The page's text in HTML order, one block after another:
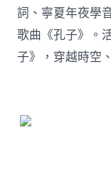
詞、寧夏年夜學
歌曲《孔子》。
子》，穿越時空